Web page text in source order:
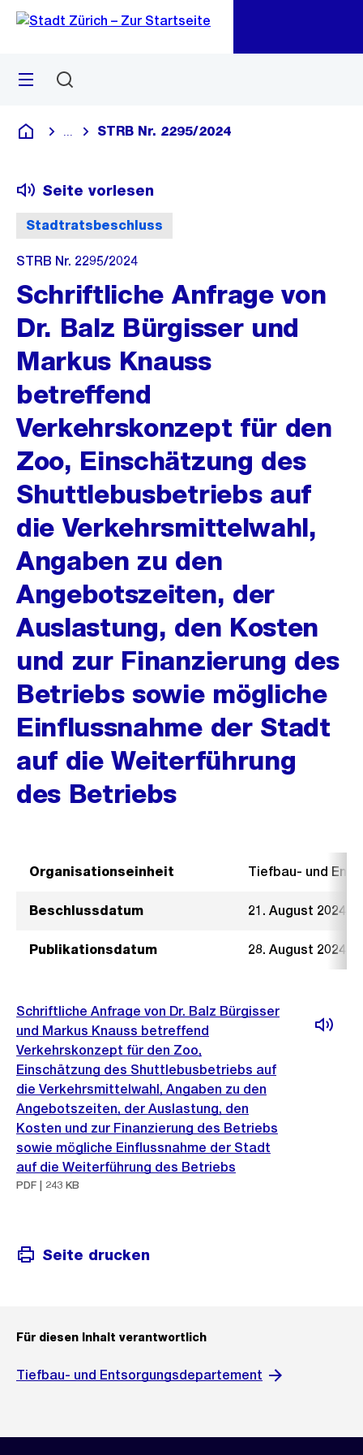
Navigation
Sprunglink
Menü
Deutsch
Blende alle Breadcrumbs ein
STRB Nr. 2295/2024
Stadtratsbeschluss
Seite vorlesen
STRB Nr. 2295/2024
Schriftliche Anfrage von
Dr. Balz Bürgisser und
Markus Knauss
betreffend
Verkehrskonzept für den
Zoo, Einschätzung des
Shuttlebusbetriebs auf
die Verkehrsmittelwahl,
Angaben zu den
Angebotszeiten, der
Auslastung, den Kosten
und zur Finanzierung des
Betriebs sowie mögliche
Einflussnahme der Stadt
auf die Weiterführung
des Betriebs
Organisationseinheit Tiefbau- und
Beschlussdatum 21. August 2024
Publikationsdatum 28. August 2024
Schriftliche Anfrage von Dr. Balz Bürgisser
und Markus Knauss betreffend
Verkehrskonzept für den Zoo,
Einschätzung des Shuttlebusbetriebs auf
die Verkehrsmittelwahl, Angaben zu den
Angebotszeiten, der Auslastung, den
Kosten und zur Finanzierung des Betriebs
sowie mögliche Einflussnahme der Stadt
auf die Weiterführung des Betriebs
PDF | 243 KB
Seite drucken
Für diesen Inhalt verantwortlich
Tiefbau- und Entsorgungsdepartement